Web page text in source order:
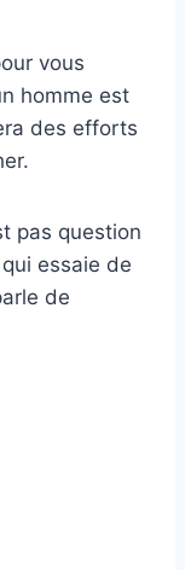
vous
homme est
des efforts
pas question
essaie de
de